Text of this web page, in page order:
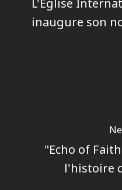
inaugure son
"Echo of
l'histoire